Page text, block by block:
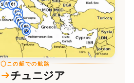
この艇での航路
チュニジア